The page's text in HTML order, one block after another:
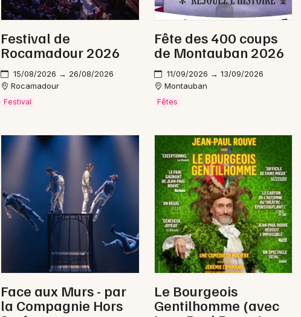
Actus à Figeac
Magazine à Figeac
Choisir mes départements
Mon email
Festival de
Rocamadour 2026
15/08/2026 → 26/08/2026
Rocamadour
Festival
Fête des 400 coups
de Montauban 2026
11/09/2026 → 13/09/2026
Montauban
Fêtes
Face aux Murs - par
la Compagnie Hors
Le Bourgeois
Gentilhomme (avec